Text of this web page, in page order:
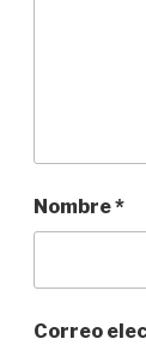
Nombre*
Correo